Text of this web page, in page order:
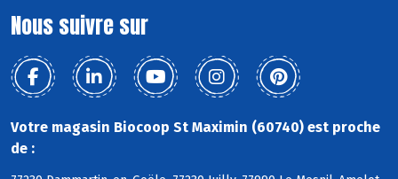
Nous suivre sur
Votre magasin Biocoop St Maximin (60740) est proche
de :